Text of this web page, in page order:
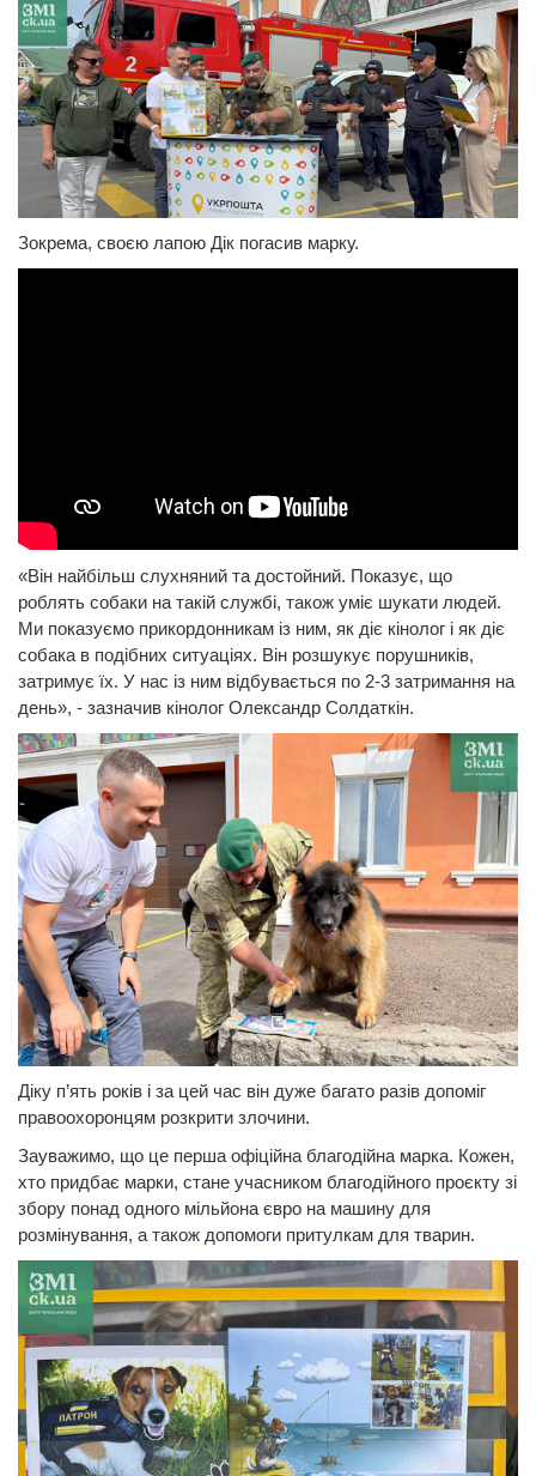
Зокрема, своєю лапою Дік погасив марку.
«Він найбільш слухняний та достойний. Показує, що
роблять собаки на такій службі, також уміє шукати людей.
Ми показуємо прикордонникам із ним, як діє кінолог і як діє
собака в подібних ситуаціях. Він розшукує порушників,
затримує їх. У нас із ним відбувається по 2-3 затримання на
день», - зазначив кінолог Олександр Солдаткін.
Діку п’ять років і за цей час він дуже багато разів допоміг
правоохоронцям розкрити злочини.
Зауважимо, що це перша офіційна благодійна марка. Кожен,
хто придбає марки, стане учасником благодійного проєкту зі
збору понад одного мільйона євро на машину для
розмінування, а також допомоги притулкам для тварин.